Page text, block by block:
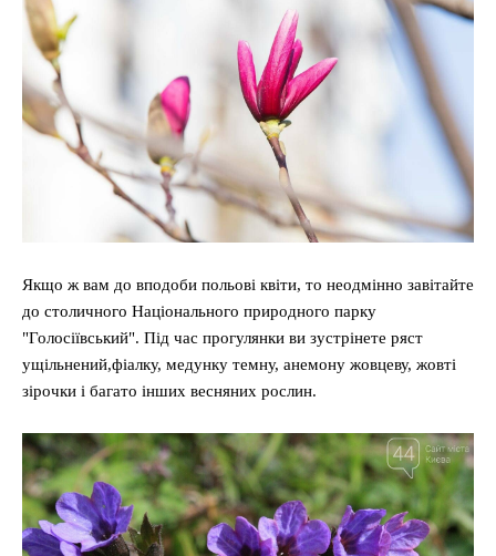
Якщо ж вам до вподоби польові квіти, то неодмінно завітайте
до столичного Національного природного парку
"Голосіївський". Під час прогулянки ви зустрінете ряст
ущільнений,фіалку, медунку темну, анемону жовцеву, жовті
зірочки і багато інших весняних рослин.